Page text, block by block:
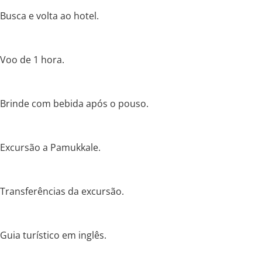
Busca e volta ao hotel.
Voo de 1 hora.
Brinde com bebida após o pouso.
Excursão a Pamukkale.
Transferências da excursão.
Guia turístico em inglês.